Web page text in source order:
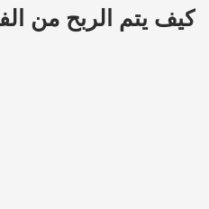
كيف يتم الربح من